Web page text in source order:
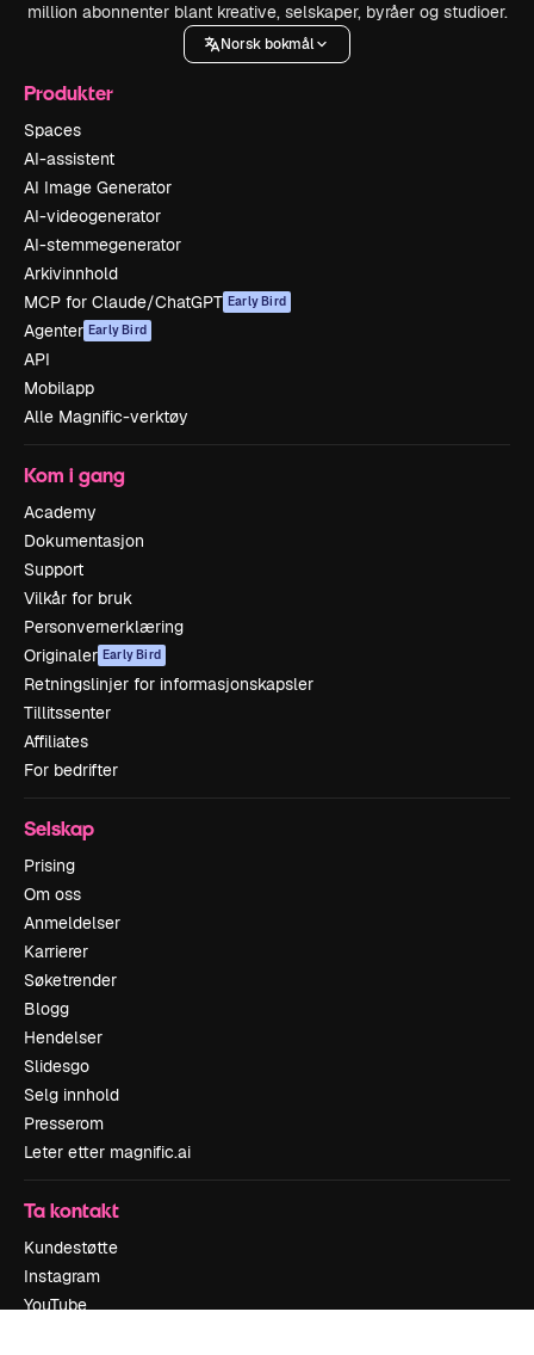
million abonnenter blant kreative, selskaper, byråer og studioer.
Norsk bokmål
Produkter
Spaces
AI-assistent
AI Image Generator
AI-videogenerator
AI-stemmegenerator
Arkivinnhold
MCP for Claude/ChatGPT Early Bird
Agenter Early Bird
API
Mobilapp
Alle Magnific-verktøy
Kom i gang
Academy
Dokumentasjon
Support
Vilkår for bruk
Personvernerklæring
Originaler Early Bird
Retningslinjer for informasjonskapsler
Tillitssenter
Affiliates
For bedrifter
Selskap
Prising
Om oss
Anmeldelser
Karrierer
Søketrender
Blogg
Hendelser
Slidesgo
Selg innhold
Presserom
Leter etter magnific.ai
Ta kontakt
Kundestøtte
Instagram
YouTube